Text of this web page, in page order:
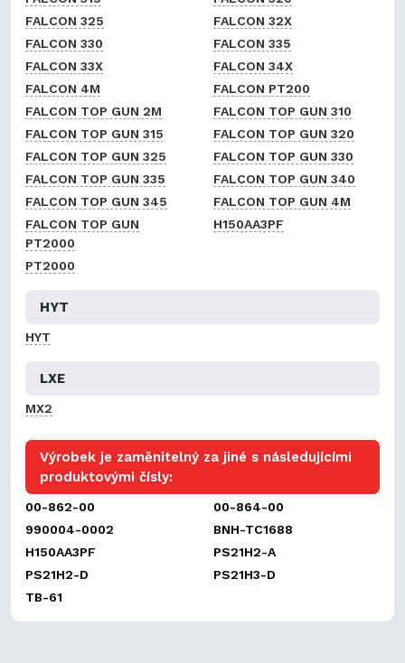
FALCON 325
FALCON 32X
FALCON 330
FALCON 335
FALCON 33X
FALCON 34X
FALCON 4M
FALCON PT200
FALCON TOP GUN 2M
FALCON TOP GUN 310
FALCON TOP GUN 315
FALCON TOP GUN 320
FALCON TOP GUN 325
FALCON TOP GUN 330
FALCON TOP GUN 335
FALCON TOP GUN 340
FALCON TOP GUN 345
FALCON TOP GUN 4M
FALCON TOP GUN
PT2000
H150AA3PF
PT2000
HYT
HYT
LXE
MX2
Výrobek je zaměnitelný za jiné s následujícími
produktovými čísly:
00-862-00
00-864-00
990004-0002
BNH-TC1688
H150AA3PF
PS21H2-A
PS21H2-D
PS21H3-D
TB-61